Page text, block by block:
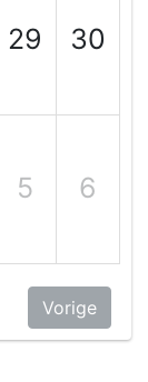
29 30
5 6
Vorige